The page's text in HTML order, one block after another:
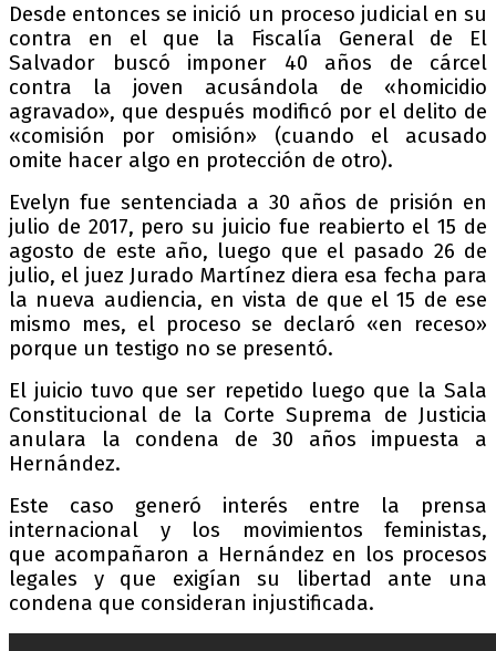
Desde entonces se inició un proceso judicial en su
contra en el que la Fiscalía General de El
Salvador buscó imponer 40 años de cárcel
contra la joven acusándola de «homicidio
agravado», que después modificó por el delito de
«comisión por omisión» (cuando el acusado
omite hacer algo en protección de otro).
Evelyn fue sentenciada a 30 años de prisión en
julio de 2017, pero su juicio fue reabierto el 15 de
agosto de este año, luego que el pasado 26 de
julio, el juez Jurado Martínez diera esa fecha para
la nueva audiencia, en vista de que el 15 de ese
mismo mes, el proceso se declaró «en receso»
porque un testigo no se presentó.
El juicio tuvo que ser repetido luego que la Sala
Constitucional de la Corte Suprema de Justicia
anulara la condena de 30 años impuesta a
Hernández.
Este caso generó interés entre la prensa
internacional y los movimientos feministas,
que acompañaron a Hernández en los procesos
legales y que exigían su libertad ante una
condena que consideran injustificada.